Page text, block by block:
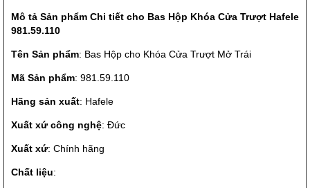
Mô tả Sản phẩm Chi tiết cho Bas Hộp Khóa Cửa Trượt Hafele
981.59.110
Tên Sản phẩm: Bas Hộp cho Khóa Cửa Trượt Mở Trái
Mã Sản phẩm: 981.59.110
Hãng sản xuất: Hafele
Xuất xứ công nghệ: Đức
Xuất xứ: Chính hãng
Chất liệu: